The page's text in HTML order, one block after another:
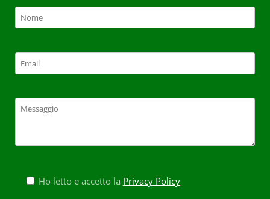
Ho letto e accetto la Privacy Policy